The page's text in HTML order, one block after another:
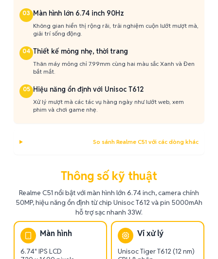
03 Màn hình lớn 6.74 inch 90Hz
Không gian hiển thị rộng rãi, trải nghiệm cuộn lướt mượt mà,
giải trí sống động.
04 Thiết kế mỏng nhẹ, thời trang
Thân máy mỏng chỉ 7.99mm cùng hai màu sắc Xanh và Đen
bắt mắt.
05 Hiệu năng ổn định với Unisoc T612
Xử lý mượt mà các tác vụ hàng ngày như lướt web, xem
phim và chơi game nhẹ.
So sánh Realme C51 với các dòng khác
Thông số kỹ thuật
Realme C51 nổi bật với màn hình lớn 6.74 inch, camera chính
50MP, hiệu năng ổn định từ chip Unisoc T612 và pin 5000mAh
hỗ trợ sạc nhanh 33W.
Màn hình
6.74" IPS LCD
Vi xử lý
Unisoc Tiger T612 (12 nm)